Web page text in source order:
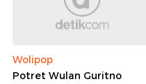
Wolipop
Potret Wulan Guritno